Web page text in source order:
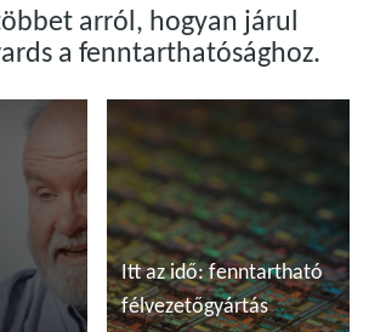
arról, hogyan járul
a fenntarthatósághoz.
Itt az idő: fenntartható
félvezetőgyártás